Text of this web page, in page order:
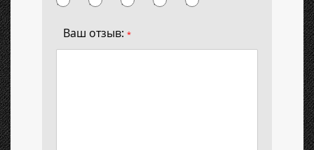
Ваш отзыв: *